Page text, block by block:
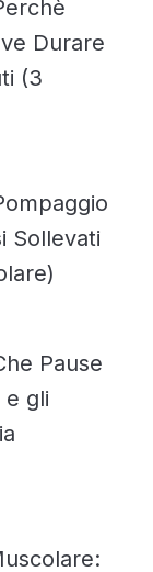
Durare
(3
Sollevati
Pause
e gli